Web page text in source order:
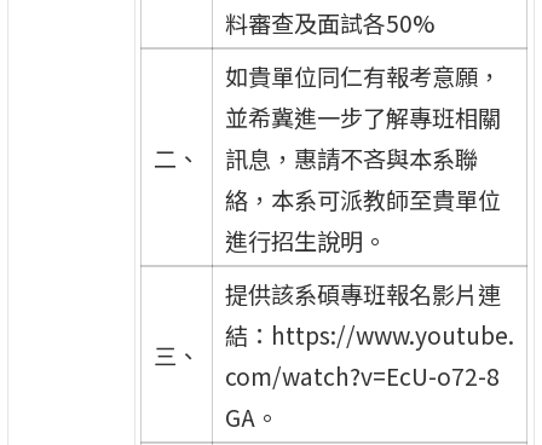
料審查及面試各50%
二、
如貴單位同仁有報考意願，
並希冀進一步了解專班相關
訊息，惠請不吝與本系聯
絡，本系可派教師至貴單位
進行招生說明。
三、
提供該系碩專班報名影片連
結：https://www.youtube.
com/watch?v=EcU-o72-8
GA。